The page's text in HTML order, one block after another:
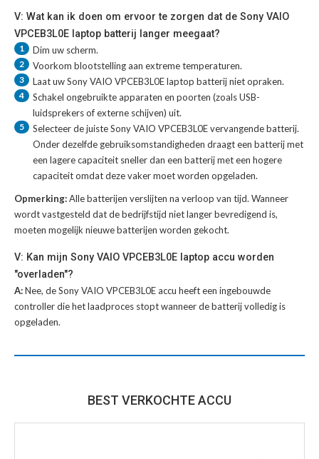
V: Wat kan ik doen om ervoor te zorgen dat de Sony VAIO
VPCEB3L0E laptop batterij langer meegaat?
1 Dim uw scherm.
2 Voorkom blootstelling aan extreme temperaturen.
3 Laat uwSony VAIO VPCEB3L0E laptop batterijniet opraken.
4
Schakel ongebruikte apparaten en poorten (zoals USB-
luidsprekers of externe schijven) uit.
5 Selecteer de juisteSony VAIO VPCEB3L0E vervangende batterij.
Onder dezelfde gebruiksomstandigheden draagt een batterij met
een lagere capaciteit sneller dan een batterij met een hogere
capaciteit omdat deze vaker moet worden opgeladen.
Opmerking:Alle batterijen verslijten na verloop van tijd. Wanneer
wordt vastgesteld dat de bedrijfstijd niet langer bevredigend is,
moeten mogelijk nieuwe batterijen worden gekocht.
V: Kan mijn Sony VAIO VPCEB3L0E laptop accu worden
"overladen"?
A:Nee, de Sony VAIO VPCEB3L0E accu heeft een ingebouwde
controller die het laadproces stopt wanneer de batterij volledig is
opgeladen.
BEST VERKOCHTE ACCU